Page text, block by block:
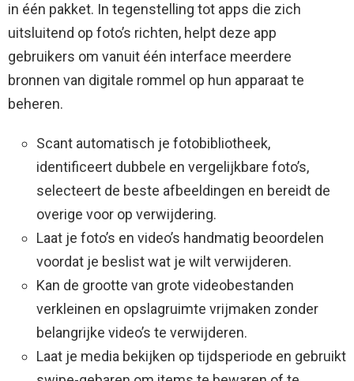
in één pakket. In tegenstelling tot apps die zich
uitsluitend op foto’s richten, helpt deze app
gebruikers om vanuit één interface meerdere
bronnen van digitale rommel op hun apparaat te
beheren.
Scant automatisch je fotobibliotheek,
identificeert dubbele en vergelijkbare foto’s,
selecteert de beste afbeeldingen en bereidt de
overige voor op verwijdering.
Laat je foto’s en video’s handmatig beoordelen
voordat je beslist wat je wilt verwijderen.
Kan de grootte van grote videobestanden
verkleinen en opslagruimte vrijmaken zonder
belangrijke video’s te verwijderen.
Laat je media bekijken op tijdsperiode en gebruikt